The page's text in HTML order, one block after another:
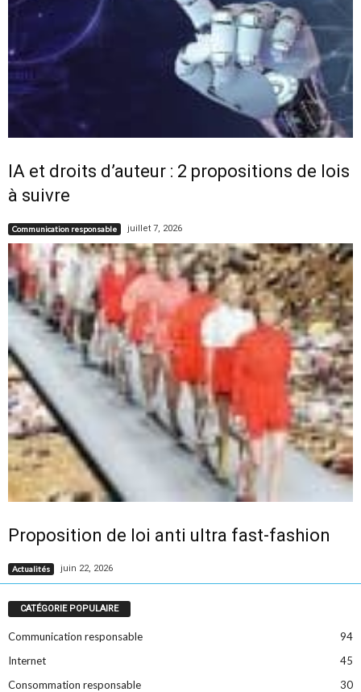
IA et droits d’auteur : 2 propositions de lois
à suivre
Communication responsable juillet 7, 2026
Proposition de loi anti ultra fast-fashion
Actualités juin 22, 2026
CATÉGORIE POPULAIRE
Communication responsable
94
Internet
45
Consommation responsable
30